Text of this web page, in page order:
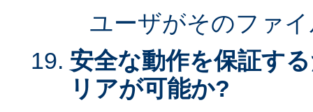
ユーザがそのファ
安全な動作を保証す
リアが可能か?